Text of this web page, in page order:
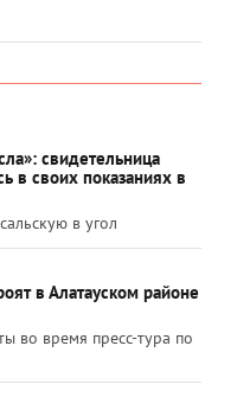
свидетельница
в своих показаниях в
в угол
в Алатауском районе
во время пресс-тура по